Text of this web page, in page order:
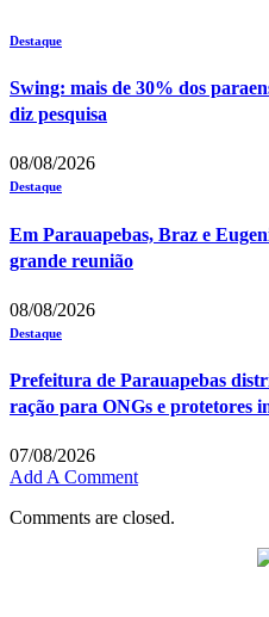
Destaque
Swing: mais de 30% dos
diz pesquisa
08/08/2026
Destaque
Em Parauapebas, Braz e
grande reunião
08/08/2026
Destaque
Prefeitura de Parauapebas
ração para ONGs e protetores
07/08/2026
Add A Comment
Comments are closed.